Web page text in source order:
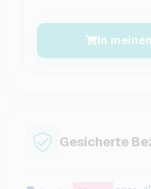
In
Gesicherte